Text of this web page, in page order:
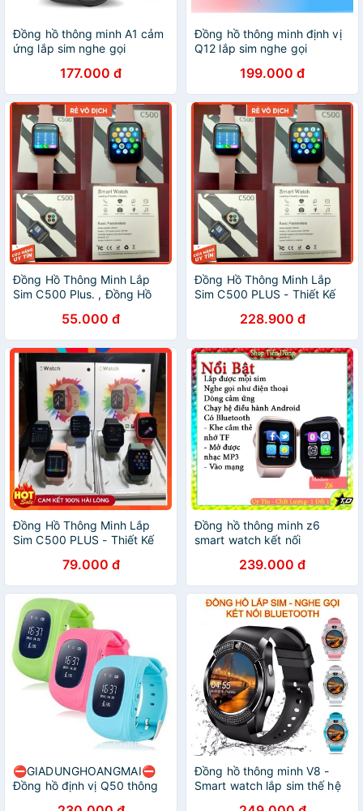
Đồng hồ thông minh A1 cảm
ứng lắp sim nghe gọi
177.000 đ
Đồng hồ thông minh định vị
Q12 lắp sim nghe gọi
199.000 đ
Đồng Hồ Thông Minh Lắp
Sim C500 Plus. , Đồng Hồ
Nghe Gọi nhắn tin 2 chiều.
55.000 đ
Đồng Hồ Thông Minh Lắp
Sim C500 PLUS - Thiết Kế
Nghe Gọi 2 Chiều Theo Dõi
Sức Khỏe
228.900 đ
Đồng Hồ Thông Minh Lắp
Sim C500 PLUS - Thiết Kế
Nghe Gọi 2 Chiều Theo Dõi
Sức Khỏe
79.000 đ
Đồng hồ thông minh z6
smart watch kết nối
239.000 đ
⛔GIADUNGHOANGMAI⛔
Đồng hồ định vị Q50 thông
Đồng hồ thông minh V8 -
Smart watch lắp sim thế hệ